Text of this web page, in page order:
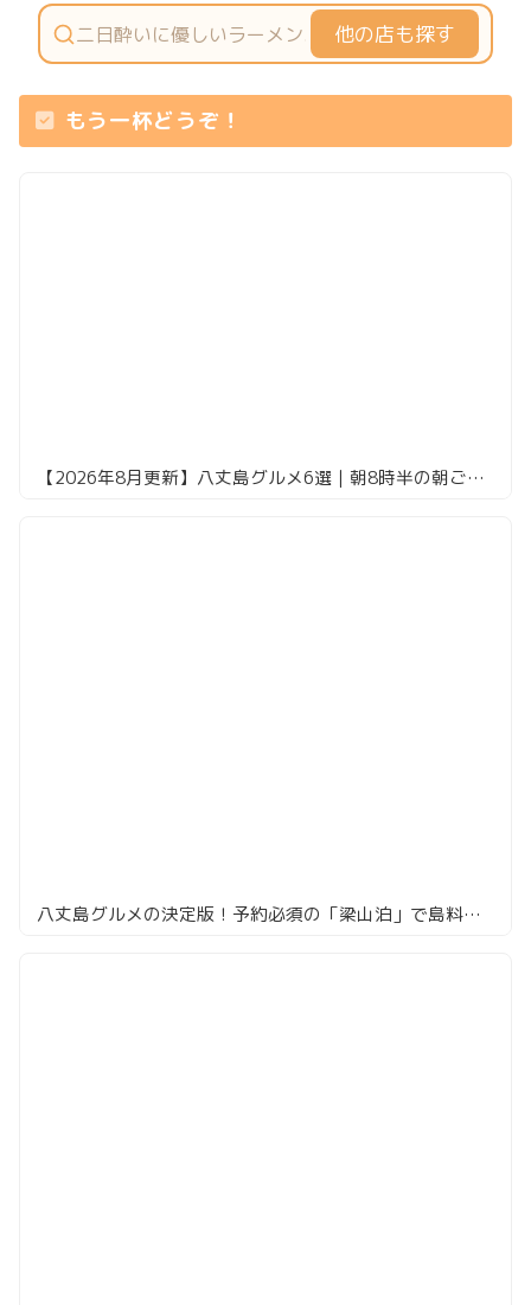
他の店も探す
もう一杯どうぞ！
【2026年8月更新】八丈島グルメ6選｜朝8時半の朝ごはんから〆の焼肉まで実食レポ
八丈島グルメの決定版！予約必須の「梁山泊」で島料理を堪能！